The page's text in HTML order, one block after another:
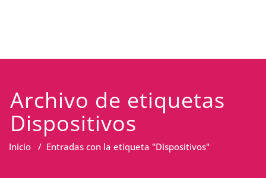
Archivo de etiquetas
Dispositivos
Inicio / Entradas con la etiqueta "Dispositivos"